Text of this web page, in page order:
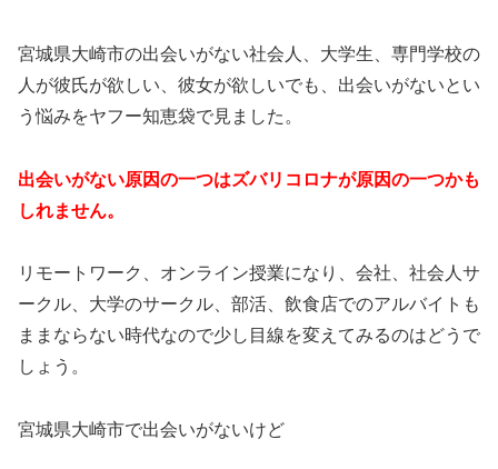
宮城県大崎市の出会いがない社会人、大学生、専門学校の
人が彼氏が欲しい、彼女が欲しいでも、出会いがないとい
う悩みをヤフー知恵袋で見ました。
出会いがない原因の一つはズバリコロナが原因の一つかも
しれません。
リモートワーク、オンライン授業になり、会社、社会人サ
ークル、大学のサークル、部活、飲食店でのアルバイトも
ままならない時代なので少し目線を変えてみるのはどうで
しょう。
宮城県大崎市で出会いがないけど